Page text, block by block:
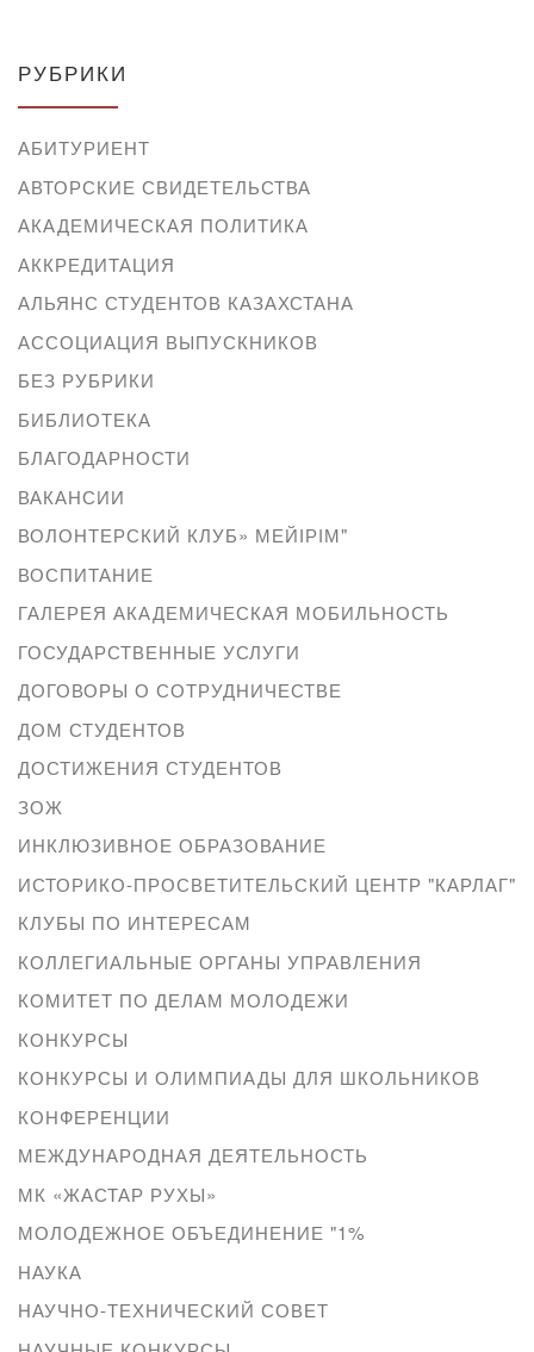
РУБРИКИ
АБИТУРИЕНТ
АВТОРСКИЕ СВИДЕТЕЛЬСТВА
АКАДЕМИЧЕСКАЯ ПОЛИТИКА
АККРЕДИТАЦИЯ
АЛЬЯНС СТУДЕНТОВ КАЗАХСТАНА
АССОЦИАЦИЯ ВЫПУСКНИКОВ
БЕЗ РУБРИКИ
БИБЛИОТЕКА
БЛАГОДАРНОСТИ
ВАКАНСИИ
ВОЛОНТЕРСКИЙ КЛУБ» МЕЙІРІМ"
ВОСПИТАНИЕ
ГАЛЕРЕЯ АКАДЕМИЧЕСКАЯ МОБИЛЬНОСТЬ
ГОСУДАРСТВЕННЫЕ УСЛУГИ
ДОГОВОРЫ О СОТРУДНИЧЕСТВЕ
ДОМ СТУДЕНТОВ
ДОСТИЖЕНИЯ СТУДЕНТОВ
ЗОЖ
ИНКЛЮЗИВНОЕ ОБРАЗОВАНИЕ
ИСТОРИКО-ПРОСВЕТИТЕЛЬСКИЙ ЦЕНТР "КАРЛАГ"
КЛУБЫ ПО ИНТЕРЕСАМ
КОЛЛЕГИАЛЬНЫЕ ОРГАНЫ УПРАВЛЕНИЯ
КОМИТЕТ ПО ДЕЛАМ МОЛОДЕЖИ
КОНКУРСЫ
КОНКУРСЫ И ОЛИМПИАДЫ ДЛЯ ШКОЛЬНИКОВ
КОНФЕРЕНЦИИ
МЕЖДУНАРОДНАЯ ДЕЯТЕЛЬНОСТЬ
МК «ЖАСТАР РУХЫ»
МОЛОДЕЖНОЕ ОБЪЕДИНЕНИЕ "1%
НАУКА
НАУЧНО-ТЕХНИЧЕСКИЙ СОВЕТ